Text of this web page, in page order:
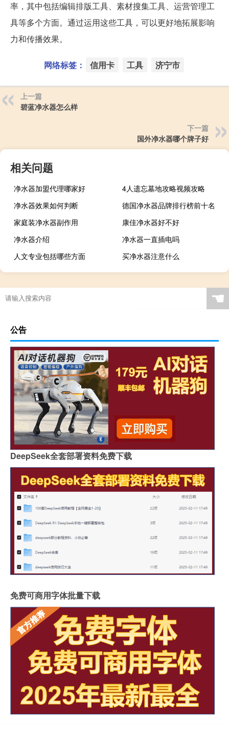
率，其中包括编辑排版工具、素材搜集工具、运营管理工
具等多个方面。通过运用这些工具，可以更好地拓展影响
力和传播效果。
网络标签： 信用卡 工具 济宁市
上一篇
碧蓝净水器怎么样
下一篇
国外净水器哪个牌子好
相关问题
净水器加盟代理哪家好
4人遗忘墓地攻略视频攻略
净水器效果如何判断
德国净水器品牌排行榜前十名
家庭装净水器副作用
康佳净水器好不好
净水器介绍
净水器一直插电吗
人文专业包括哪些方面
买净水器注意什么
☚
公告
DeepSeek全套部署资料免费下载
免费可商用字体批量下载